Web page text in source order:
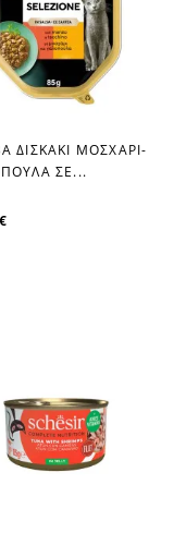
favorite_border
ΔΙΣΚΑΚΙ ΜΟΣΧΑΡΙ-
ΣΕ...